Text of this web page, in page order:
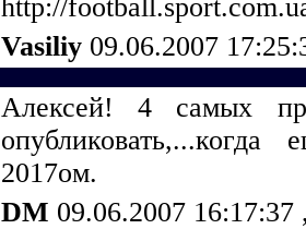
http://
Vasiliy 09.06.2007
Алексей! 4 самых
2017ом.
DM 09.06.2007 16:17:37